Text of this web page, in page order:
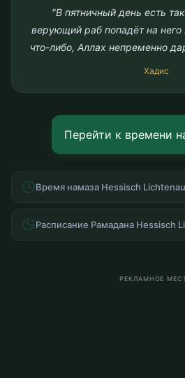
"В пятничный день есть
верующий раб попадёт на него
что-либо, Аллах непременно
Хадис
Перейти к времени
Время намаза Hessisch Lichtenau
Расписание Рамадана Hessisch
РЕКЛАМНОЕ